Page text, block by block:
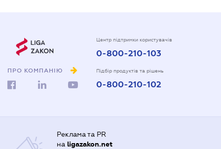
ПРО КОМПАНІЮ
Центр підтримки користувачів
0-800-210-103
Підбір продуктів та рішень
0-800-210-102
Реклама та PR
на ligazakon.net